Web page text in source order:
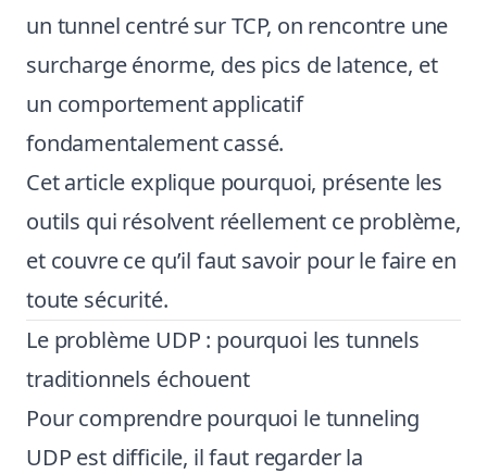
un tunnel centré sur TCP, on rencontre une
surcharge énorme, des pics de latence, et
un comportement applicatif
fondamentalement cassé.
Cet article explique pourquoi, présente les
outils qui résolvent réellement ce problème,
et couvre ce qu’il faut savoir pour le faire en
toute sécurité.
Le problème UDP : pourquoi les tunnels
traditionnels échouent
Pour comprendre pourquoi le tunneling
UDP est difficile, il faut regarder la